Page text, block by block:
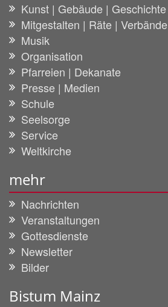
Kunst | Gebäude | Geschichte
Mitgestalten | Räte | Verbände
Musik
Organisation
Pfarreien | Dekanate
Presse | Medien
Schule
Seelsorge
Service
Weltkirche
mehr
Nachrichten
Veranstaltungen
Gottesdienste
Newsletter
Bilder
Bistum Mainz